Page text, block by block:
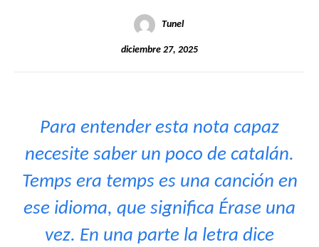
Tunel
diciembre 27, 2025
Para entender esta nota capaz
necesite saber un poco de catalán.
Temps era temps es una canción en
ese idioma, que significa Érase una
vez. En una parte la letra dice